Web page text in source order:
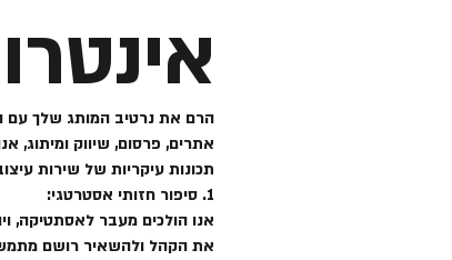
אתרים, פרסום, שיווק ומיתוג,
תכונות עיקריות של שירות
1. סיפור חזותי אסטרטגי:
אנו הולכים מעבר לאסתטיקה,
את הקהל ולהשאיר רושם